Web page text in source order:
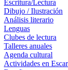
Escritura/Lectura
Dibujo / Ilustración
Análisis literario
Lenguas
Clubes de lectura
Talleres anuales
Agenda cultural
Actividades en